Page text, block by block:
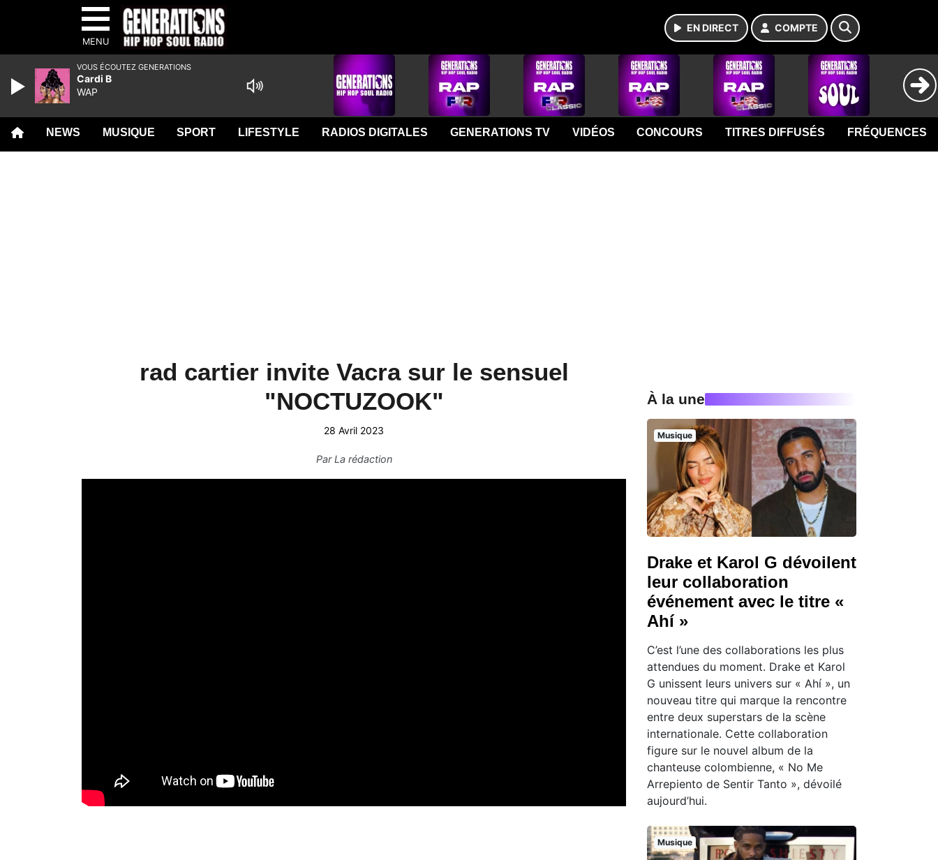
MENU
EN DIRECT COMPTE
NEWS MUSIQUE SPORT LIFESTYLE RADIOS DIGITALES GENERATIONS TV VIDÉOS CONCOURS TITRES DIFFUSÉS FRÉQUENCES
rad cartier invite Vacra sur le sensuel
"NOCTUZOOK"
28 Avril 2023
ParLa rédaction
À la une
Musique
Drake et Karol G dévoilent
leur collaboration
événement avec le titre «
Ahí »
C’est l’une des collaborations les plus
attendues du moment. Drake et Karol
G unissent leurs univers sur « Ahí », un
nouveau titre qui marque la rencontre
entre deux superstars de la scène
internationale. Cette collaboration
figure sur le nouvel album de la
chanteuse colombienne, « No Me
Arrepiento de Sentir Tanto », dévoilé
aujourd’hui.
Musique
VOUS ÉCOUTEZ GENERATIONS
Cardi B
WAP